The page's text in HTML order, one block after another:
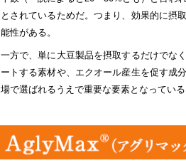
とされているためだ。つまり、効果的に摂
能性がある。
一方で、単に大豆製品を摂取するだけでな
ートする素材や、エクオール産生を促す成
場で選ばれるうえで重要な要素となっている